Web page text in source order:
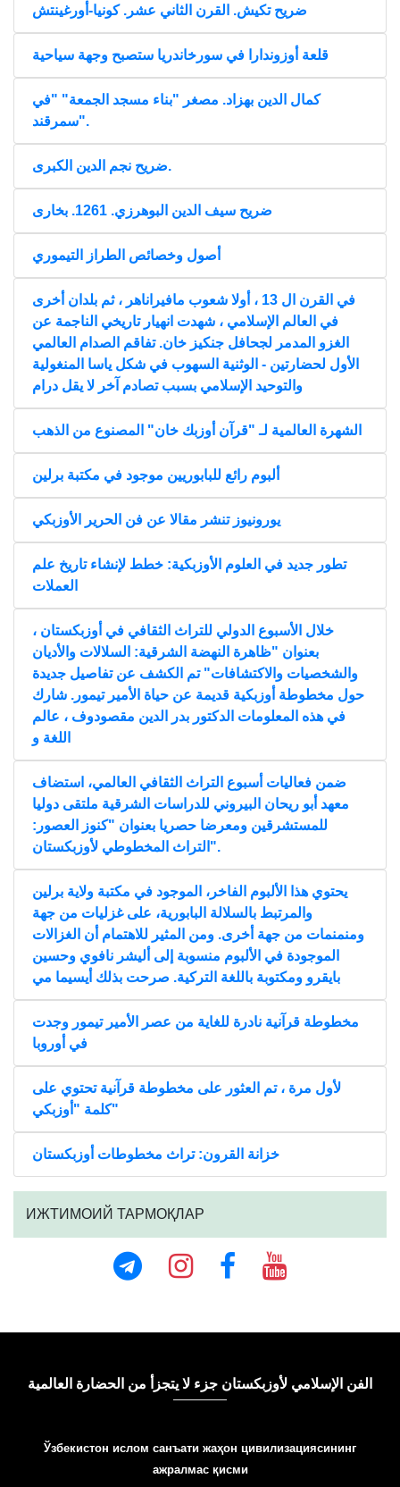
ضريح تكيش. القرن الثاني عشر. كونيا-أورغينتش
قلعة أوزوندارا في سورخاندريا ستصبح وجهة سياحية
كمال الدين بهزاد. مصغر "بناء مسجد الجمعة" "في
سمرقند".
ضريح نجم الدين الكبرى.
ضريح سيف الدين البوهرزي. 1261. بخارى
أصول وخصائص الطراز التيموري
في القرن ال 13 ، أولا شعوب مافيراناهر ، ثم بلدان أخرى
في العالم الإسلامي ، شهدت انهيار تاريخي الناجمة عن
الغزو المدمر لجحافل جنكيز خان. تفاقم الصدام العالمي
الأول لحضارتين - الوثنية السهوب في شكل ياسا المنغولية
والتوحيد الإسلامي بسبب تصادم آخر لا يقل درام
الشهرة العالمية لـ "قرآن أوزبك خان" المصنوع من الذهب
ألبوم رائع للبابوريين موجود في مكتبة برلين
يورونيوز تنشر مقالا عن فن الحرير الأوزبكي
تطور جديد في العلوم الأوزبكية: خطط لإنشاء تاريخ علم
العملات
خلال الأسبوع الدولي للتراث الثقافي في أوزبكستان ،
بعنوان "ظاهرة النهضة الشرقية: السلالات والأديان
والشخصيات والاكتشافات" تم الكشف عن تفاصيل جديدة
حول مخطوطة أوزبكية قديمة عن حياة الأمير تيمور. شارك
في هذه المعلومات الدكتور بدر الدين مقصودوف ، عالم
اللغة و
ضمن فعاليات أسبوع التراث الثقافي العالمي، استضاف
معهد أبو ريحان البيروني للدراسات الشرقية ملتقى دوليا
للمستشرقين ومعرضا حصريا بعنوان "كنوز العصور:
التراث المخطوطي لأوزبكستان".
يحتوي هذا الألبوم الفاخر، الموجود في مكتبة ولاية برلين
والمرتبط بالسلالة البابورية، على غزليات من جهة
ومنمنمات من جهة أخرى. ومن المثير للاهتمام أن الغزالات
الموجودة في الألبوم منسوبة إلى أليشر نافوي وحسين
بايقرو ومكتوبة باللغة التركية. صرحت بذلك أيسيما مي
مخطوطة قرآنية نادرة للغاية من عصر الأمير تيمور وجدت
في أوروبا
لأول مرة ، تم العثور على مخطوطة قرآنية تحتوي على
كلمة "أوزبكي"
خزانة القرون: تراث مخطوطات أوزبكستان
ИЖТИМОИЙ ТАРМОҚЛАР
الفن الإسلامي لأوزبكستان جزء لا يتجزأ من الحضارة العالمية
Ўзбекистон ислом санъати жаҳон цивилизациясининг
ажралмас қисми